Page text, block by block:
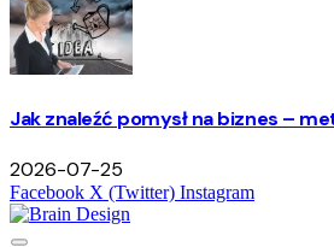
Jak znaleźć pomysł na biznes –
2026-07-25
Facebook X (Twitter) Instagram